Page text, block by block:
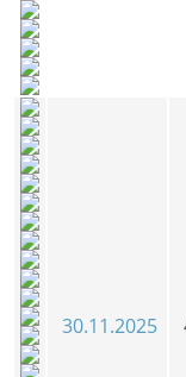
30.11.2025